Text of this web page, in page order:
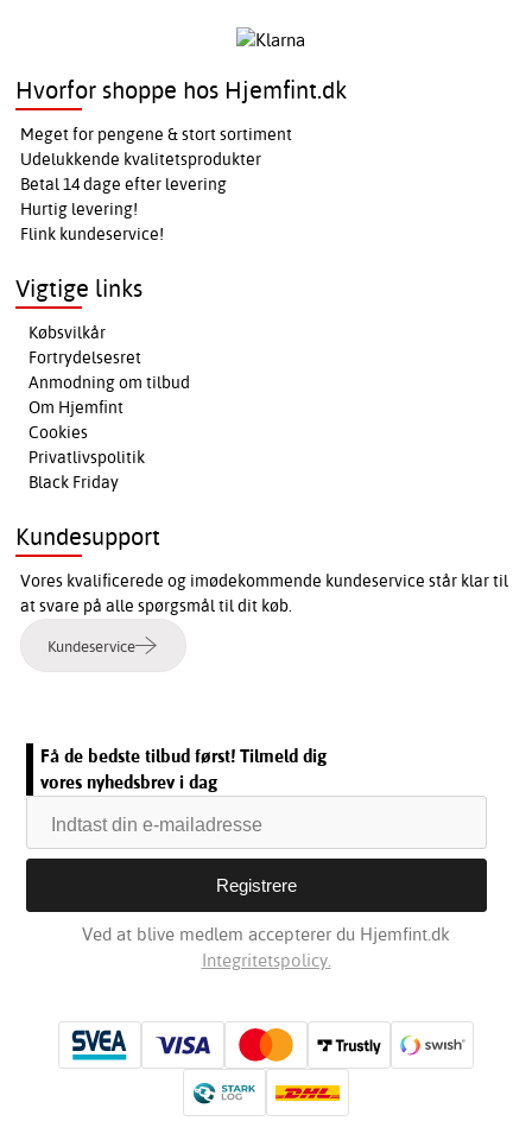
Hvorfor shoppe hos Hjemfint.dk
Meget for pengene & stort sortiment
Udelukkende kvalitetsprodukter
Betal 14 dage efter levering
Hurtig levering!
Flink kundeservice!
Vigtige links
Købsvilkår
Fortrydelsesret
Anmodning om tilbud
Om Hjemfint
Cookies
Privatlivspolitik
Black Friday
Kundesupport
Vores kvalificerede og imødekommende kundeservice står klar til
at svare på alle spørgsmål til dit køb.
Kundeservice
Få de bedste tilbud først! Tilmeld dig
vores nyhedsbrev i dag
Ved at blive medlem accepterer du Hjemfint.dk
Integritetspolicy.